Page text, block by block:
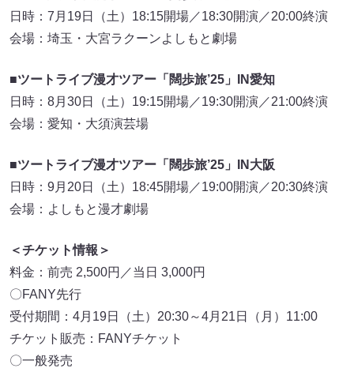
日時：7月19日（土）18:15開場／18:30開演／20:00終演
会場：埼玉・大宮ラクーンよしもと劇場
■ツートライブ漫才ツアー「闊歩旅’25」IN愛知
日時：8月30日（土）19:15開場／19:30開演／21:00終演
会場：愛知・大須演芸場
■ツートライブ漫才ツアー「闊歩旅’25」IN大阪
日時：9月20日（土）18:45開場／19:00開演／20:30終演
会場：よしもと漫才劇場
＜チケット情報＞
料金：前売 2,500円／当日 3,000円
〇FANY先行
受付期間：4月19日（土）20:30～4月21日（月）11:00
チケット販売：FANYチケット
〇一般発売